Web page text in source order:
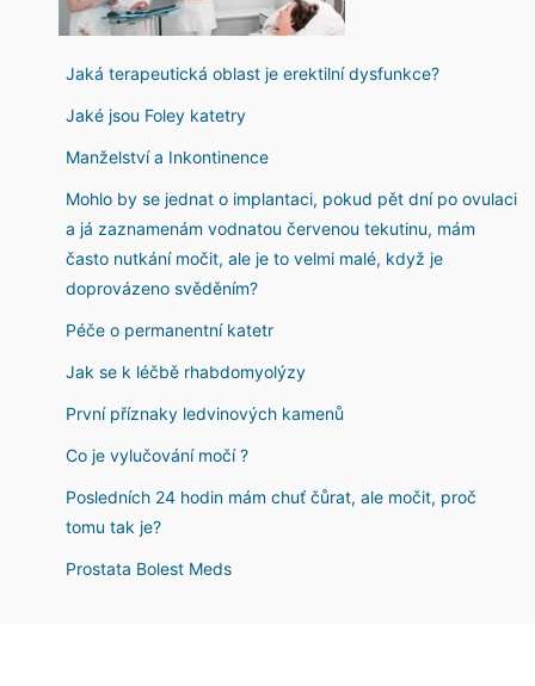
Jaká terapeutická oblast je erektilní dysfunkce?
Jaké jsou Foley katetry
Manželství a Inkontinence
Mohlo by se jednat o implantaci, pokud pět dní po ovulaci
a já zaznamenám vodnatou červenou tekutinu, mám
často nutkání močit, ale je to velmi malé, když je
doprovázeno svěděním?
Péče o permanentní katetr
Jak se k léčbě rhabdomyolýzy
První příznaky ledvinových kamenů
Co je vylučování močí ?
Posledních 24 hodin mám chuť čůrat, ale močit, proč
tomu tak je?
Prostata Bolest Meds